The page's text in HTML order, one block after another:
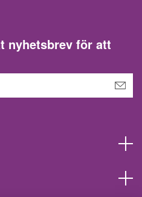
nyhetsbrev för att